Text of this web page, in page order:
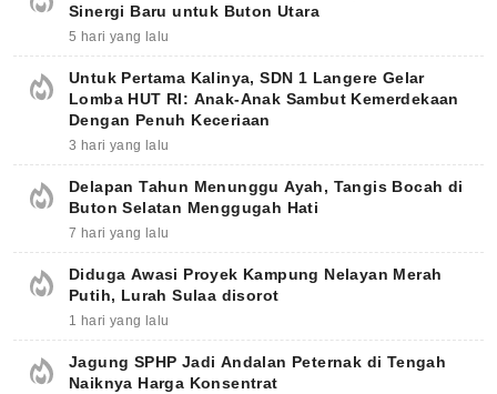
Sinergi Baru untuk Buton Utara
5 hari yang lalu
Untuk Pertama Kalinya, SDN 1 Langere Gelar
Lomba HUT RI: Anak-Anak Sambut Kemerdekaan
Dengan Penuh Keceriaan
3 hari yang lalu
Delapan Tahun Menunggu Ayah, Tangis Bocah di
Buton Selatan Menggugah Hati
7 hari yang lalu
Diduga Awasi Proyek Kampung Nelayan Merah
Putih, Lurah Sulaa disorot
1 hari yang lalu
Jagung SPHP Jadi Andalan Peternak di Tengah
Naiknya Harga Konsentrat